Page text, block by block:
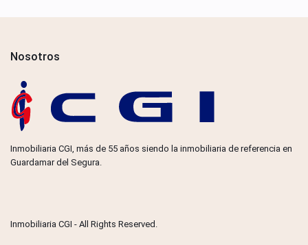
Nosotros
Inmobiliaria CGI, más de 55 años siendo la inmobiliaria de referencia en
Guardamar del Segura.
Inmobiliaria CGI - All Rights Reserved.